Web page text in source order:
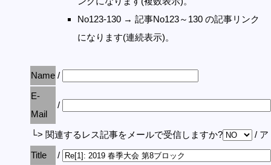
No123-130 → 記事No123～130 の記事リンク
になります(連続表示)。
Name /
E-
Mail
/
└> 関連するレス記事をメールで受信しますか?
/ ア
Title
/